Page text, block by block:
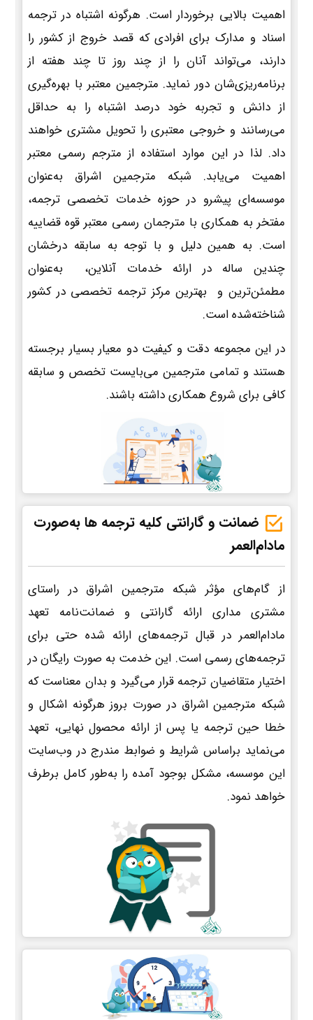
اهمیت بالایی برخوردار است. هرگونه اشتباه در ترجمه
اسناد و مدارک برای افرادی که قصد خروج از کشور را
دارند، می‌تواند آنان را از چند روز تا چند هفته از
برنامه‌ریزی‌شان دور نماید. مترجمین معتبر با بهره‌گیری
از دانش و تجربه خود درصد اشتباه را به حداقل
می‌رسانند و خروجی معتبری را تحویل مشتری خواهند
داد. لذا در این موارد استفاده از مترجم رسمی معتبر
اهمیت می‌یابد. شبکه مترجمین اشراق به‌عنوان
موسسه‌ای پیشرو در حوزه خدمات تخصصی ترجمه،
مفتخر به همکاری با مترجمان رسمی معتبر قوه قضاییه
است. به همین دلیل و با توجه به سابقه درخشان
چندین ساله در ارائه خدمات آنلاین، به‌عنوان
مطمئن‌ترین و بهترین مرکز ترجمه تخصصی در کشور
شناخته‌شده است.
در این مجموعه دقت و کیفیت دو معیار بسیار برجسته
هستند و تمامی مترجمین می‌بایست تخصص و سابقه
کافی برای شروع همکاری داشته باشند.
ضمانت و گارانتی کلیه ترجمه ها به‌صورت
مادام‌العمر
از گام‌های مؤثر شبکه مترجمین اشراق در راستای
مشتری مداری ارائه گارانتی و ضمانت‌نامه تعهد
مادام‌العمر در قبال ترجمه‌های ارائه شده حتی برای
ترجمه‌های رسمی است. این خدمت به صورت رایگان در
اختیار متقاضیان ترجمه قرار می‌گیرد و بدان معناست که
شبکه مترجمین اشراق در صورت بروز هرگونه اشکال و
خطا حین ترجمه یا پس از ارائه محصول نهایی، تعهد
می‌نماید براساس شرایط و ضوابط مندرج در وب‌سایت
این موسسه، مشکل بوجود آمده را به‌طور کامل برطرف
خواهد نمود.